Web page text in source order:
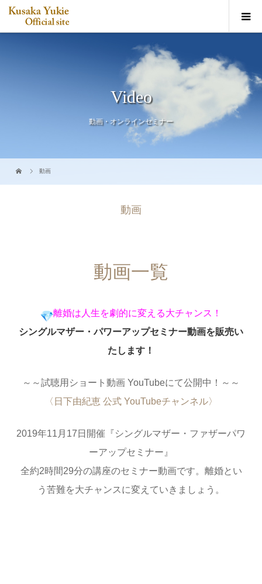
Video
動画・オンラインセミナー
動画
動画
動画一覧
離婚は人生を劇的に変える大チャンス！
シングルマザー・パワーアップセミナー動画を販売い
たします！
～～試聴用ショート動画 YouTubeにて公開中！～～
〈日下由紀恵 公式 YouTubeチャンネル〉
2019年11月17日開催『シングルマザー・ ファザーパワ
ーアップセミナー』
全約2時間29分の講座のセミナー動画です。 離婚とい
う苦難を大チャンスに変えていきましょう。